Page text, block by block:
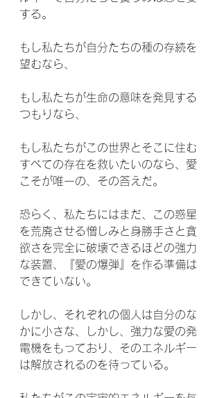
する。
もし私たちが自分たちの種の存続を
望むなら、
もし私たちが生命の意味を発見する
つもりなら、
もし私たちがこの世界とそこに住む
すべての存在を救いたいのなら、愛
こそが唯一の、その答えだ。
恐らく、私たちにはまだ、この惑星
を荒廃させる憎しみと身勝手さと貪
欲さを完全に破壊できるほどの強力
な装置、『愛の爆弾』を作る準備は
できていない。
しかし、それぞれの個人は自分のな
かに小さな、しかし、強力な愛の発
電機をもっており、そのエネルギー
は解放されるのを待っている。